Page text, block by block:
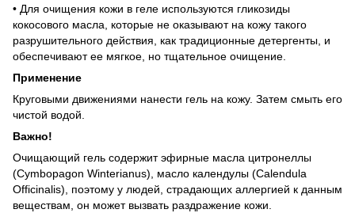
• Для очищения кожи в геле используются гликозиды
кокосового масла, которые не оказывают на кожу такого
разрушительного действия, как традиционные детергенты, и
обеспечивают ее мягкое, но тщательное очищение.
Применение
Круговыми движениями нанести гель на кожу. Затем смыть его
чистой водой.
Важно!
Очищающий гель содержит эфирные масла цитронеллы
(Cymbopagon Winterianus), масло календулы (Calendula
Officinalis), поэтому у людей, страдающих аллергией к данным
веществам, он может вызвать раздражение кожи.